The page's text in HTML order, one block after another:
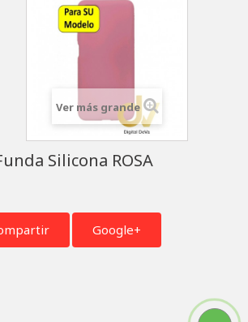
Ver más grande
Silicona ROSA
Google+